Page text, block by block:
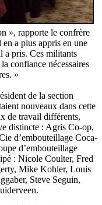
», rapporte le confrère
a plus appris en une
a pris. Ces militants
confiance nécessaires
»
de la section
nouveaux dans cette
de travail différents,
distincte : Agris Co-op,
d’embouteillage Coca-
d’embouteillage
: Nicole Coulter, Fred
Mike Kohler, Louis
Steve Seguin,